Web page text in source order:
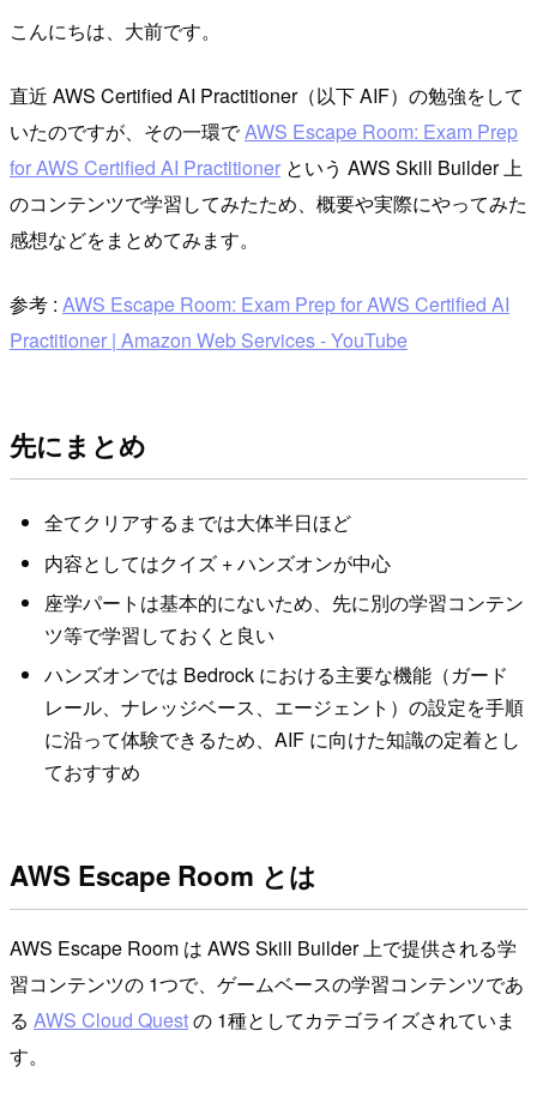
こんにちは、大前です。
直近 AWS Certified AI Practitioner（以下 AIF）の勉強をして
いたのですが、その一環でAWS Escape Room: Exam Prep
for AWS Certified AI Practitioner という AWS Skill Builder 上
のコンテンツで学習してみたため、概要や実際にやってみた
感想などをまとめてみます。
参考 : AWS Escape Room: Exam Prep for AWS Certified AI
Practitioner | Amazon Web Services - YouTube
先にまとめ
全てクリアするまでは大体半日ほど
内容としてはクイズ + ハンズオンが中心
座学パートは基本的にないため、先に別の学習コンテン
ツ等で学習しておくと良い
ハンズオンでは Bedrock における主要な機能（ガード
レール、ナレッジベース、エージェント）の設定を手順
に沿って体験できるため、AIF に向けた知識の定着とし
ておすすめ
AWS Escape Room とは
AWS Escape Room は AWS Skill Builder 上で提供される学
習コンテンツの 1つで、ゲームベースの学習コンテンツであ
る AWS Cloud Questの 1種としてカテゴライズされていま
す。